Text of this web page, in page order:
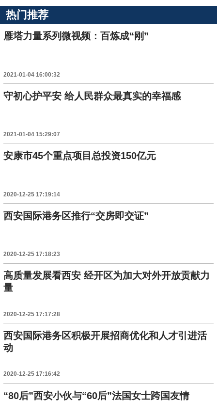
热门推荐
雁塔力量系列微视频：百炼成“刚”
2021-01-04 16:00:32
守初心护平安 给人民群众最真实的幸福感
2021-01-04 15:29:07
安康市45个重点项目总投资150亿元
2020-12-25 17:19:14
西安国际港务区推行“交房即交证”
2020-12-25 17:18:23
高质量发展看西安 经开区为加大对外开放贡献力
量
2020-12-25 17:17:28
西安国际港务区积极开展招商优化和人才引进活
动
2020-12-25 17:16:42
“80后”西安小伙与“60后”法国女士跨国友情